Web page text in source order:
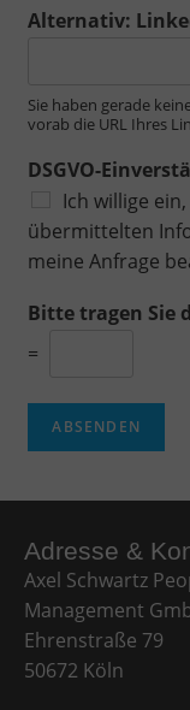
Alternativ:
Sie haben gerade
vorab die URL Ihres
DSGVO-
Ich willige
übermittelten
meine Anfrage
Bitte tragen Sie
=
ABSENDEN
Adresse &
Axel Schwartz
Management
Ehrenstraße 79
50672 Köln